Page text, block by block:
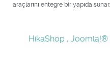
araçlarını entegre bir yapıda sunar.
HikaShop ,